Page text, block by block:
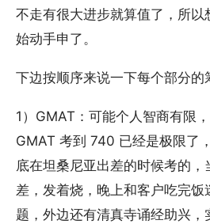
不走有很大进步就算值了，所
始动手申了。
下边按顺序来说一下每个部分的
1）GMAT：可能个人智商有限
GMAT 考到 740 已经是极限了
底在坦桑尼亚出差的时候考的，
差，发着烧，晚上和客户吃完饭
题，外边还有清真寺诵经助兴，